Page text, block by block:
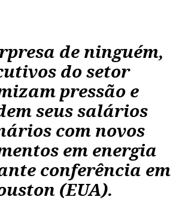
de ninguém,
do setor
pressão e
seus salários
com novos
em energia
conferência em
(EUA).